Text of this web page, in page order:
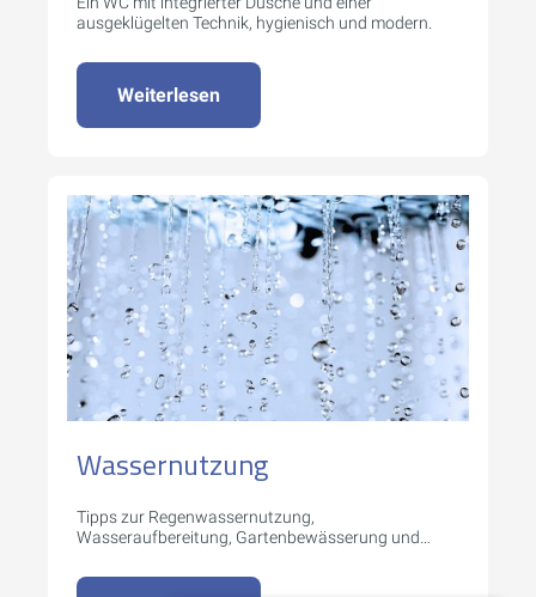
ausgeklügelten Technik, hygienisch und modern.
Weiterlesen
Wassernutzung
Tipps zur Regenwassernutzung,
Wasseraufbereitung, Gartenbewässerung und